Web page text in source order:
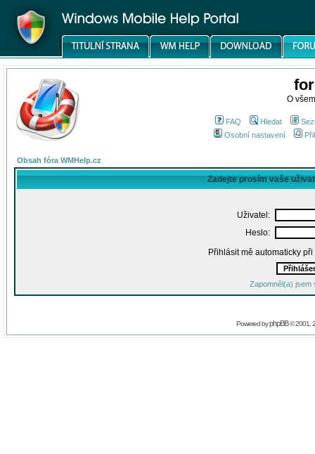
O
FAQ Hledat
Osobní nastavení
Obsah fóra WMHelp.cz
Zadejte prosím vaše
Uživatel:
Heslo:
Přihlásit mě automaticky
Zapomněl(a) jsem
Powered byphpBB© 2001,